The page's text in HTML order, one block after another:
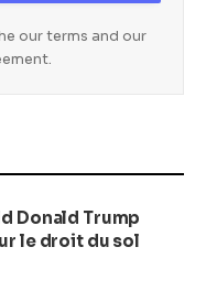
our terms and our
Donald Trump
le droit du sol